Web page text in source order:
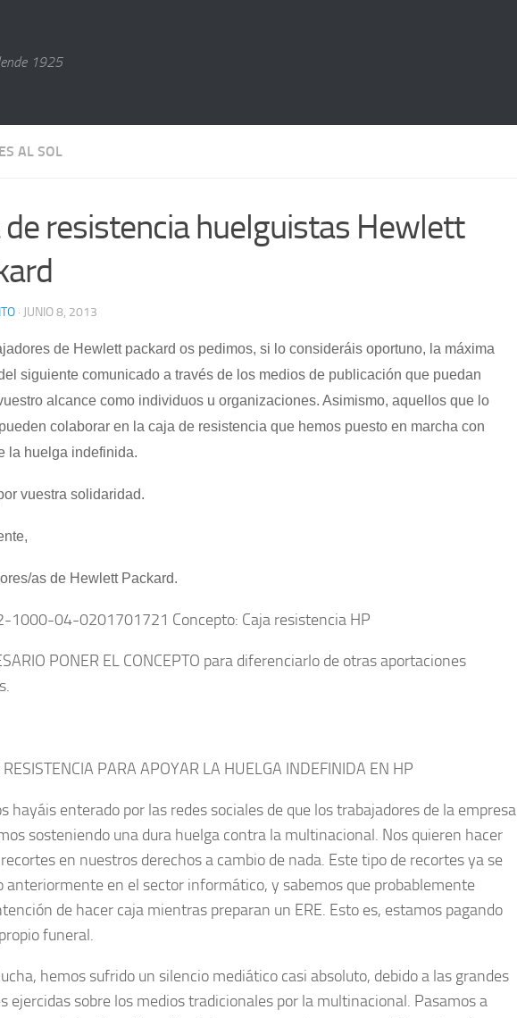
1925
AL SOL
de resistencia huelguistas Hewlett
· JUNIO 8, 2013
de Hewlett packard os pedimos, si lo consideráis oportuno, la máxima
siguiente comunicado a través de los medios de publicación que puedan
alcance como individuos u organizaciones. Asimismo, aquellos que lo
colaborar en la caja de resistencia que hemos puesto en marcha con
la huelga indefinida.
vuestra solidaridad.
as de Hewlett Packard.
1000-04-0201701721 Concepto: Caja resistencia HP
PONER EL CONCEPTO para diferenciarlo de otras aportaciones
RESISTENCIA PARA APOYAR LA HUELGA INDEFINIDA EN HP
hayáis enterado por las redes sociales de que los trabajadores de la empresa
sosteniendo una dura huelga contra la multinacional. Nos quieren hacer
en nuestros derechos a cambio de nada. Este tipo de recortes ya se
anteriormente en el sector informático, y sabemos que probablemente
de hacer caja mientras preparan un ERE. Esto es, estamos pagando
funeral.
hemos sufrido un silencio mediático casi absoluto, debido a las grandes
ejercidas sobre los medios tradicionales por la multinacional. Pasamos a